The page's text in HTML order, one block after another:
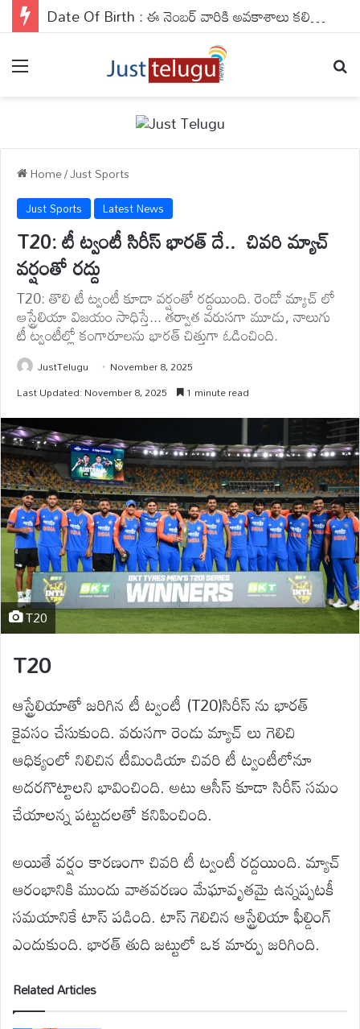
Date Of Birth : ఈ నెంబర్ వారికి అవకాశాలు కలిసి వస్తాయి..వారు వెహికల్స్ నడిపేటప్పుడు జాగ్రత్తగా ఉండాలి..
Home/Just Sports
Just Sports Latest News
T20: టీ ట్వంటీ సిరీస్ భారత్ దే.. చివరి మ్యాచ్
వర్షంతో రద్దు
T20: తొలి టీ ట్వంటీ కూడా వర్షంతో రద్దయింది. రెండో మ్యాచ్ లో
ఆస్ట్రేలియా విజయం సాధిస్తే... తర్వాత వరుసగా మూడు, నాలుగు
టీ ట్వంటీల్లో కంగారూలను భారత్ చిత్తుగా ఓడించింది.
JustTelugu
November 8, 2025
Last Updated: November 8, 2025
1 minute read
T20
T20
ఆస్ట్రేలియాతో జరిగిన టీ ట్వంటీ (T20)సిరీస్ ను భారత్
కైవసం చేసుకుంది. వరుసగా రెండు మ్యాచ్ లు గెలిచి
ఆధిక్యంలో నిలిచిన టీమిండియా చివరి టీ ట్వంటీలోనూ
అదరగొట్టాలని భావించింది. అటు ఆసీస్ కూడా సిరీస్ సమం
చేయాలన్న పట్టుదలతో కనిపించింది.
అయితే వర్షం కారణంగా చివరి టీ ట్వంటీ రద్దయింది. మ్యాచ్
ఆరంభానికి ముందు వాతవరణం మేఘావృతమై ఉన్నప్పటకీ
సమయానికే టాస్ పడింది. టాస్ గెలిచిన ఆస్ట్రేలియా ఫీల్డింగ్
ఎందుకుంది. భారత్ తుది జట్టులో ఒక మార్పు జరిగింది.
Related Articles